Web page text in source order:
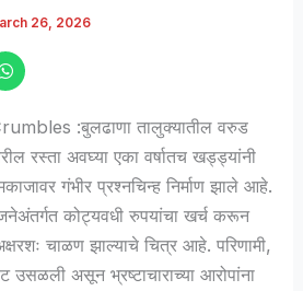
26, 2026
:बुलढाणा तालुक्यातील वरुड
रस्ता अवघ्या एका वर्षातच खड्ड्यांनी
गंभीर प्रश्नचिन्ह निर्माण झाले आहे.
कोट्यवधी रुपयांचा खर्च करून
चाळण झाल्याचे चित्र आहे. परिणामी,
उसळली असून भ्रष्टाचाराच्या आरोपांना